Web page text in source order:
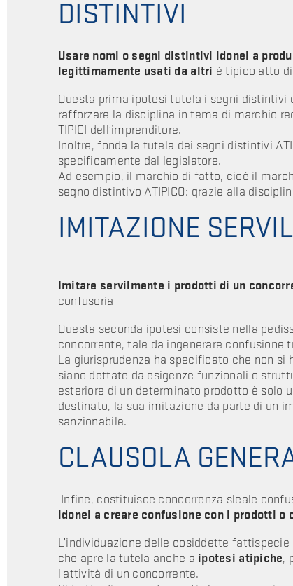
DISTINTIVI
Usare nomi o segni distintivi idonei a
legittimamente usati da altri è tipico atto
Questa prima ipotesi tutela i segni distintivi
rafforzare la disciplina in tema di marchio
TIPICI dell’imprenditore.
Inoltre, fonda la tutela dei segni distintivi
specificamente dal legislatore.
Ad esempio, il marchio di fatto, cioè il
segno distintivo ATIPICO: grazie alla
IMITAZIONE
Imitare servilmente i prodotti di un
confusoria
Questa seconda ipotesi consiste nella
concorrente, tale da ingenerare confusione
La giurisprudenza ha specificato che non
siano dettate da esigenze funzionali o
esteriore di un determinato prodotto è solo
destinato, la sua imitazione da parte di un
sanzionabile.
CLAUSOLA
Infine, costituisce concorrenza sleale
idonei a creare confusione con i prodotti
L’individuazione delle cosiddette
che apre la tutela anche a ipotesi atipiche,
l'attività di un concorrente.